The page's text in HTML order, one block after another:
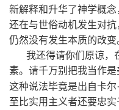
新解释和升华了神学概
还在与世俗动机发生对
仍然没有发生本质的改变
我还得请你们原谅，
素。请千万别把我当作
这种说法毕竟是出自卡尔
至比实用主义者还要忠